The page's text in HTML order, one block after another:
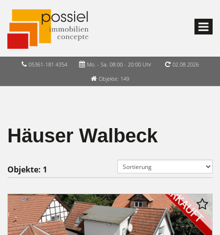
05361-181 4354 Mo. - Sa. 08:00 - 20:00 Uhr
02.08.2026
Objekte: 149
Häuser Walbeck
Objekte: 1